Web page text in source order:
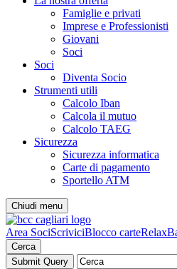
Famiglie e privati
Imprese e Professionisti
Giovani
Soci
Soci
Diventa Socio
Strumenti utili
Calcolo Iban
Calcola il mutuo
Calcolo TAEG
Sicurezza
Sicurezza informatica
Carte di pagamento
Sportello ATM
Chiudi menu
Area SociScriviciBlocco carte
Cerca